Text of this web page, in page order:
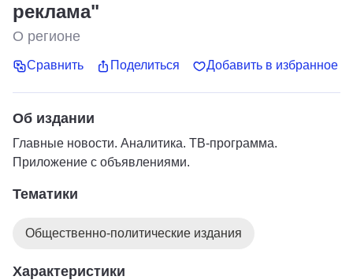
реклама"
О регионе
Сравнить Поделиться Добавить в избранное
Об издании
Главные новости. Аналитика. ТВ-программа.
Приложение с объявлениями.
Тематики
Общественно-политические издания
Характеристики